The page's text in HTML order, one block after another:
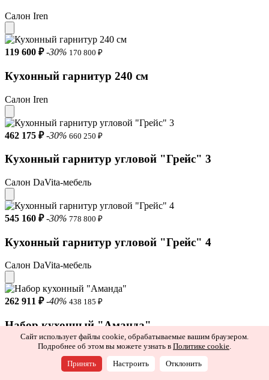
Салон Iren
119 600 ₽ -30% 170 800 ₽
Кухонный гарнитур 240 см
Салон Iren
462 175 ₽ -30% 660 250 ₽
Кухонный гарнитур угловой "Грейс" 3
Салон DaVita-мебель
545 160 ₽ -30% 778 800 ₽
Кухонный гарнитур угловой "Грейс" 4
Салон DaVita-мебель
262 911 ₽ -40% 438 185 ₽
Набор кухонный "Аманда"
Салон Танго
Сайт использует файлы cookie, обрабатываемые вашим браузером.
Подробнее об этом вы можете узнать в Политике cookie.
Принять Настроить Отклонить